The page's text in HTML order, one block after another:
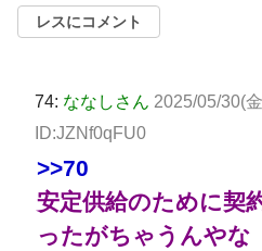
レスにコメント
74: ななしさん 2025/05/30(
ID:JZNf0qFU0
>>70
安定供給のために契
ったがちゃうんやな